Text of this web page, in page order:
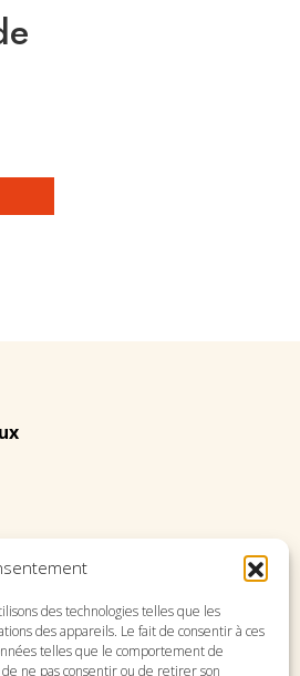
des technologies telles que les
des appareils. Le fait de consentir à ces
telles que le comportement de
ne pas consentir ou de retirer son